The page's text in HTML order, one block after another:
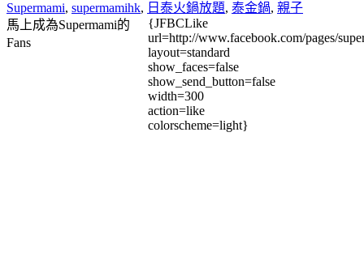
Supermami, supermamihk, 日泰火鍋放題, 泰金鍋, 親子
馬上成為Supermami的
Fans
{JFBCLike
url=http://www.facebook.com/pages/
layout=standard
show_faces=false
show_send_button=false
width=300
action=like
colorscheme=light}